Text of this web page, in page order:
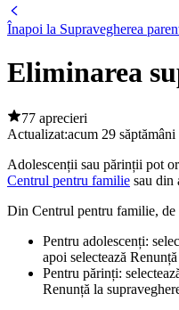
Înapoi la Supravegherea
Eliminarea
77 aprecieri
Actualizat:acum 29 săptămâni
Adolescenții sau părinții pot
Centrul pentru familie sau din
Din Centrul pentru familie, de
Pentru adolescenți:
apoi selectează
Pentru părinți:
Renunță la